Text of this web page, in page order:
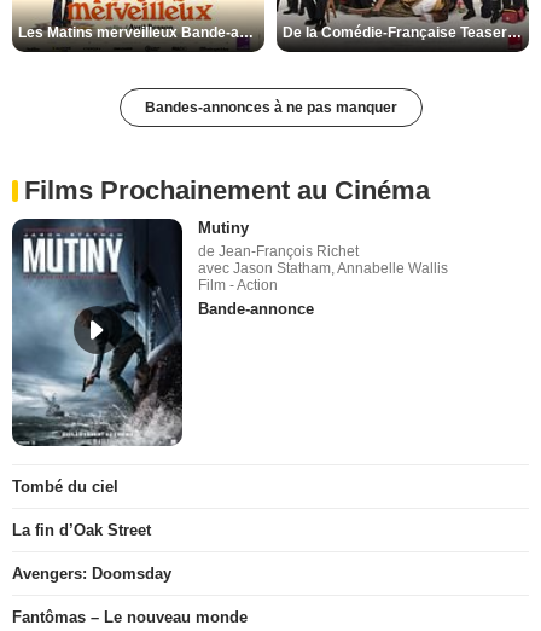
Les Matins merveilleux Bande-annonce VF De la Comédie-Française Teaser VF
Bandes-annonces à ne pas manquer
Films Prochainement au Cinéma
Mutiny
de Jean-François Richet
avec Jason Statham, Annabelle Wallis
Film - Action
Bande-annonce
Tombé du ciel
La fin d’Oak Street
Avengers: Doomsday
Fantômas – Le nouveau monde